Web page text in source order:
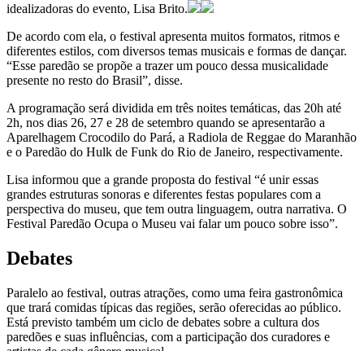
idealizadoras do evento, Lisa Brito.
De acordo com ela, o festival apresenta muitos formatos, ritmos e
diferentes estilos, com diversos temas musicais e formas de dançar.
“Esse paredão se propõe a trazer um pouco dessa musicalidade
presente no resto do Brasil”, disse.
A programação será dividida em três noites temáticas, das 20h até
2h, nos dias 26, 27 e 28 de setembro quando se apresentarão a
Aparelhagem Crocodilo do Pará, a Radiola de Reggae do Maranhão
e o Paredão do Hulk de Funk do Rio de Janeiro, respectivamente.
Lisa informou que a grande proposta do festival “é unir essas
grandes estruturas sonoras e diferentes festas populares com a
perspectiva do museu, que tem outra linguagem, outra narrativa. O
Festival Paredão Ocupa o Museu vai falar um pouco sobre isso”.
Debates
Paralelo ao festival, outras atrações, como uma feira gastronômica
que trará comidas típicas das regiões, serão oferecidas ao público.
Está previsto também um ciclo de debates sobre a cultura dos
paredões e suas influências, com a participação dos curadores e